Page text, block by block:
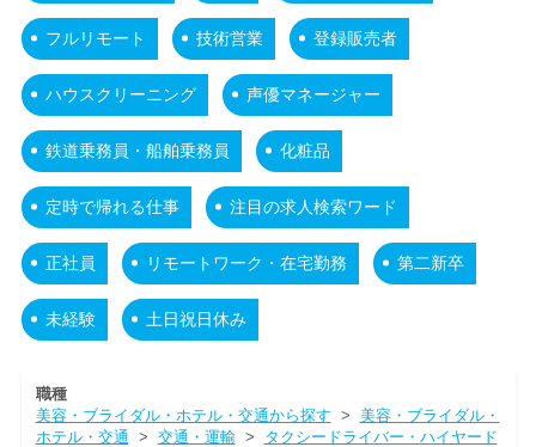
フルリモート 技術営業 登録販売者
ハウスクリーニング 声優マネージャー
鉄道乗務員・船舶乗務員 化粧品
定時で帰れる仕事 注目の求人検索ワード
正社員 リモートワーク・在宅勤務 第二新卒
未経験 土日祝日休み
職種
美容・ブライダル・ホテル・交通から探す > 美容・ブライダル・
ホテル・交通 > 交通・運輸> タクシードライバー・ハイヤード